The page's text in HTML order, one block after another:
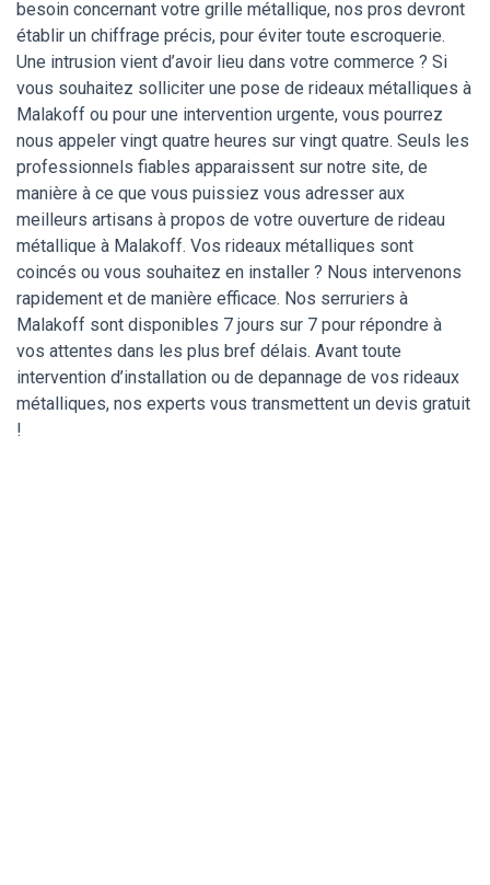
besoin concernant votre grille métallique, nos pros devront
établir un chiffrage précis, pour éviter toute escroquerie.
Une intrusion vient d’avoir lieu dans votre commerce ? Si
vous souhaitez solliciter une pose de rideaux métalliques à
Malakoff ou pour une intervention urgente, vous pourrez
nous appeler vingt quatre heures sur vingt quatre. Seuls les
professionnels fiables apparaissent sur notre site, de
manière à ce que vous puissiez vous adresser aux
meilleurs artisans à propos de votre ouverture de rideau
métallique à Malakoff. Vos rideaux métalliques sont
coincés ou vous souhaitez en installer ? Nous intervenons
rapidement et de manière efficace. Nos serruriers à
Malakoff sont disponibles 7 jours sur 7 pour répondre à
vos attentes dans les plus bref délais. Avant toute
intervention d’installation ou de depannage de vos rideaux
métalliques, nos experts vous transmettent un devis gratuit
!